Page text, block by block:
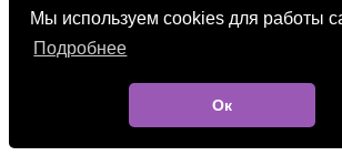
Мы используем cookies для работы
Подробнее
Ок